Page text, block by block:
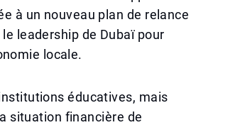
à un nouveau plan de relance
leadership de Dubaï pour
locale.
éducatives, mais
situation financière de